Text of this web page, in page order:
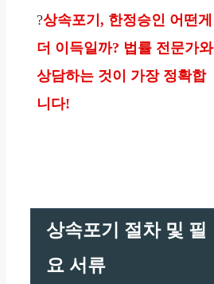
?상속포기, 한정승인 어떤게
더 이득일까? 법률 전문가와
상담하는 것이 가장 정확합
니다!
상속포기 절차 및 필
요 서류